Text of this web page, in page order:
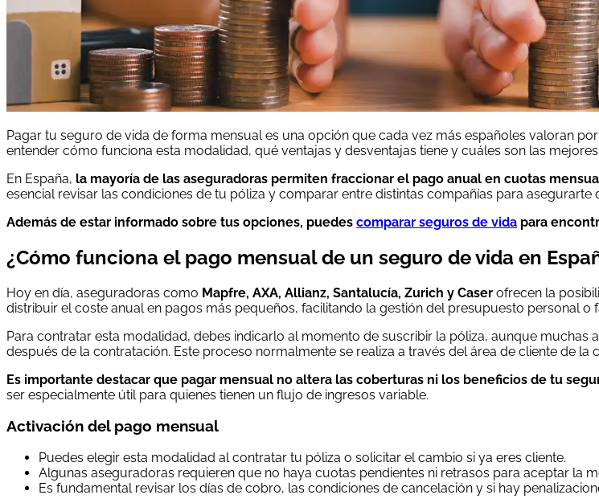
Pagar tu seguro de vida de forma mensual es una opción que cada vez más españoles valoran
entender cómo funciona esta modalidad, qué ventajas y desventajas tiene y cuáles son las
En España, la mayoría de las aseguradoras permiten fraccionar el pago anual en cuotas
esencial revisar las condiciones de tu póliza y comparar entre distintas compañías para
Además de estar informado sobre tus opciones, puedes comparar seguros de vida para
¿Cómo funciona el pago mensual de un seguro de vida en
Hoy en día, aseguradoras como Mapfre, AXA, Allianz, Santalucía, Zurich y Caser ofrecen la
distribuir el coste anual en pagos más pequeños, facilitando la gestión del presupuesto personal o
Para contratar esta modalidad, debes indicarlo al momento de suscribir la póliza, aunque
después de la contratación. Este proceso normalmente se realiza a través del área de cliente de la
Es importante destacar que pagar mensual no altera las coberturas ni los beneficios de tu
ser especialmente útil para quienes tienen un flujo de ingresos variable.
Activación del pago mensual
Puedes elegir esta modalidad al contratar tu póliza o solicitar el cambio si ya eres cliente.
Algunas aseguradoras requieren que no haya cuotas pendientes ni retrasos para aceptar la
Es fundamental revisar los días de cobro, las condiciones de cancelación y si hay